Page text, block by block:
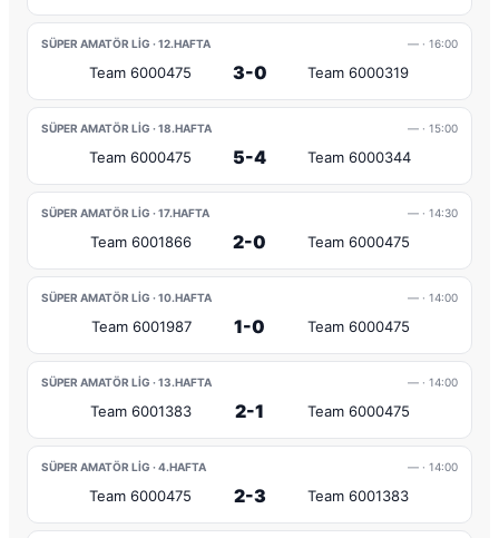
SÜPER AMATÖR LIG · 12.HAFTA — · 16:00
Team 6000475 3-0 Team 6000319
SÜPER AMATÖR LIG · 18.HAFTA — · 15:00
Team 6000475 5-4 Team 6000344
SÜPER AMATÖR LIG · 17.HAFTA — · 14:30
Team 6001866 2-0 Team 6000475
SÜPER AMATÖR LIG · 10.HAFTA — · 14:00
Team 6001987 1-0 Team 6000475
SÜPER AMATÖR LIG · 13.HAFTA — · 14:00
Team 6001383 2-1 Team 6000475
SÜPER AMATÖR LIG · 4.HAFTA — · 14:00
Team 6000475 2-3 Team 6001383